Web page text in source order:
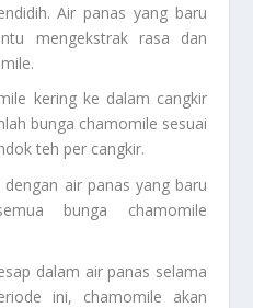
Air panas yang baru
mengekstrak rasa dan
kering ke dalam cangkir
bunga chamomile sesuai
teh per cangkir.
air panas yang baru
bunga chamomile
dalam air panas selama
ini, chamomile akan